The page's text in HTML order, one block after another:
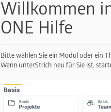
Willkommen
ONE Hilfe
Bitte wählen Sie ein Modul oder ein
Wenn unterStrich neu für Sie ist,